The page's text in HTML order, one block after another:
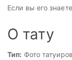
Если вы его
О тату
Тип: Фото